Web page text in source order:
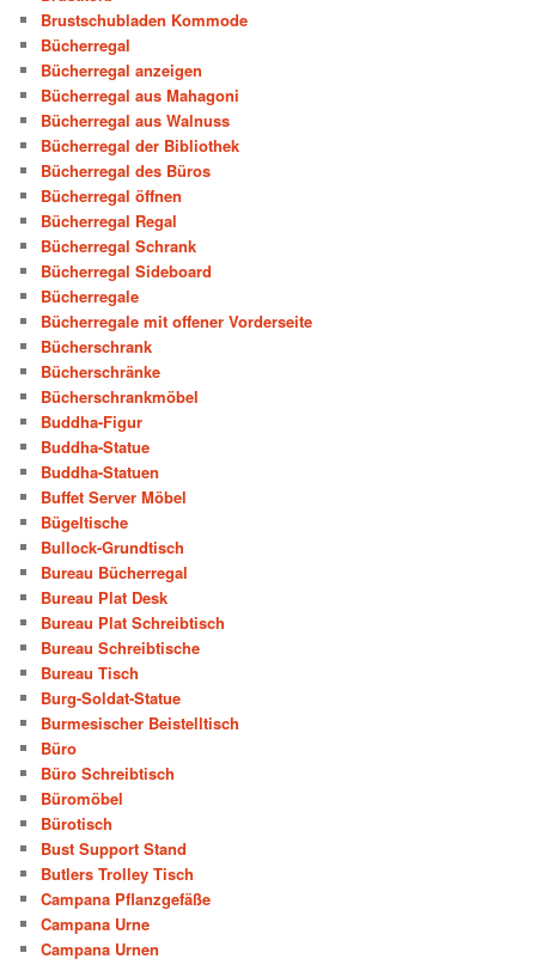
Brustschubladen Kommode
Bücherregal
Bücherregal anzeigen
Bücherregal aus Mahagoni
Bücherregal aus Walnuss
Bücherregal der Bibliothek
Bücherregal des Büros
Bücherregal öffnen
Bücherregal Regal
Bücherregal Schrank
Bücherregal Sideboard
Bücherregale
Bücherregale mit offener Vorderseite
Bücherschrank
Bücherschränke
Bücherschrankmöbel
Buddha-Figur
Buddha-Statue
Buddha-Statuen
Buffet Server Möbel
Bügeltische
Bullock-Grundtisch
Bureau Bücherregal
Bureau Plat Desk
Bureau Plat Schreibtisch
Bureau Schreibtische
Bureau Tisch
Burg-Soldat-Statue
Burmesischer Beistelltisch
Büro
Büro Schreibtisch
Büromöbel
Bürotisch
Bust Support Stand
Butlers Trolley Tisch
Campana Pflanzgefäße
Campana Urne
Campana Urnen